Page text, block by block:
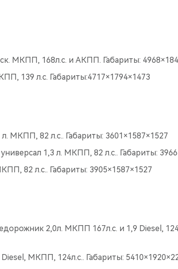
МКПП, 168л.с. и АКПП. Габариты:
139 л.с. Габариты:4717×1794×1473
МКПП, 82 л.с.. Габариты: 3601×1587×1527
1,3 л. МКПП, 82 л.с.. Габариты:
82 л.с.. Габариты: 3905×1587×1527
2,0л. МКПП 167л.с. и 1,9 Diesel,
МКПП, 124л.с.. Габариты: